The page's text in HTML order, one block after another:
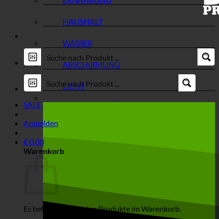
SALE
Anmelden
€0,00
Warenkorb
Es befinden sich keine Produkte im Warenkorb.
HAUSHALT
WASSER
ABSCHIRMUNG
LICHT